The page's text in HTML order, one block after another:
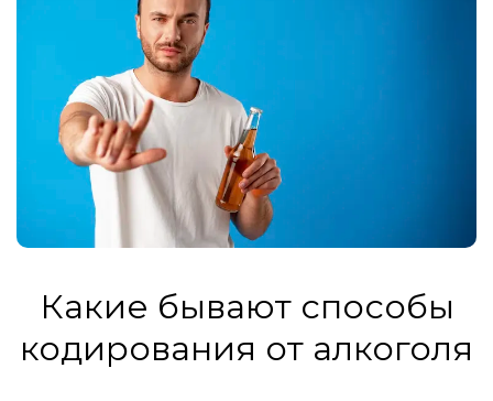
Какие бывают способы
кодирования от алкоголя